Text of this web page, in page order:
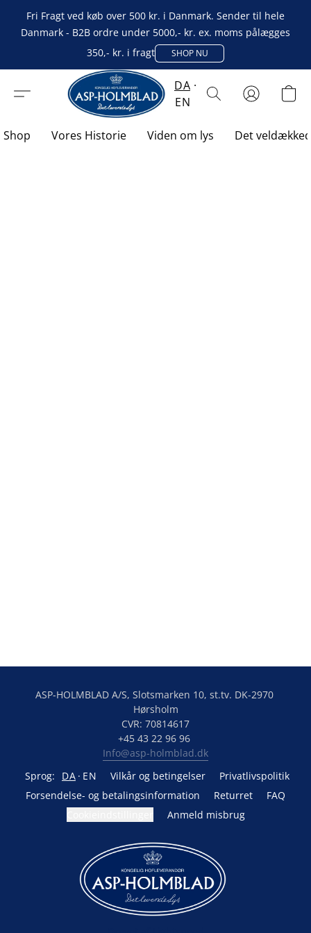
Fri Fragt ved køb over 500 kr. i Danmark. Sender til hele
Danmark - B2B ordre under 5000,- kr. ex. moms pålægges
350,- kr. i fragt
SHOP NU
DA
EN
Shop Vores Historie Viden om lys Det
ASP-HOLMBLAD A/S, Slotsmarken 10, st.tv. DK-2970
Hørsholm
CVR: 70814617
Info@asp-holmblad.dk
Sprog:
DA EN Vilkår og betingelser
Privatlivspolitik
Forsendelse- og betalingsinformation
Returret
FAQ
Anmeld misbrug